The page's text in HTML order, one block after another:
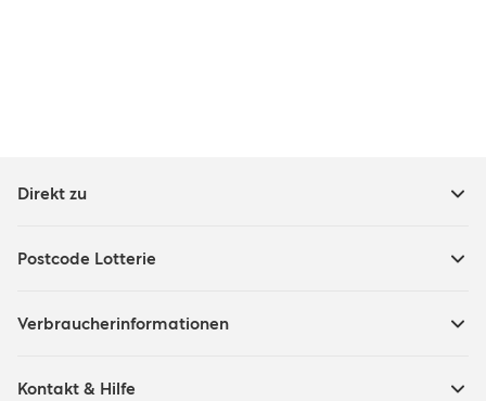
Direkt zu
Postcode Lotterie
Verbraucherinformationen
Kontakt & Hilfe